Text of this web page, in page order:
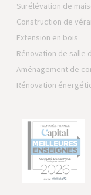
Surélévation de
Construction de
Extension en bois
Rénovation de salle
Aménagement de
Rénovation